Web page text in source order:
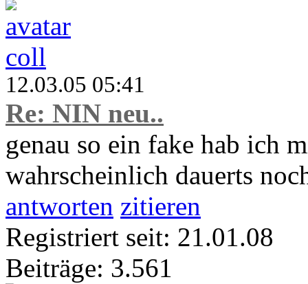
coll
12.03.05 05:41
Re: NIN neu..
genau so ein fake hab ich
wahrscheinlich dauerts
antworten zitieren
Registriert seit: 21.01.08
Beiträge: 3.561